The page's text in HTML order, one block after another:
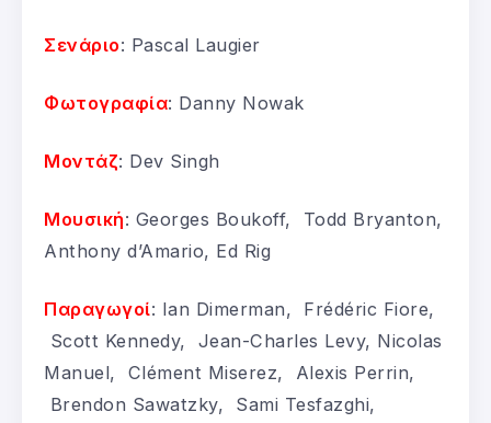
Σενάριο: Pascal Laugier
Φωτογραφία: Danny Nowak
Μοντάζ: Dev Singh
Μουσική: Georges Boukoff, Todd Bryanton,
Anthony d’Amario, Ed Rig
Παραγωγοί: Ian Dimerman, Frédéric Fiore,
Scott Kennedy, Jean-Charles Levy, Nicolas
Manuel, Clément Miserez, Alexis Perrin,
Brendon Sawatzky, Sami Tesfazghi,